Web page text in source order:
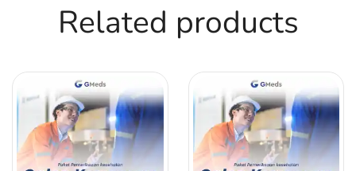
Related products